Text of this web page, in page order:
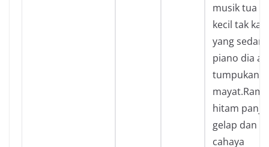
musik tua
kecil tak
yang
piano dia
tumpukan
hitam
gelap dan
cahaya